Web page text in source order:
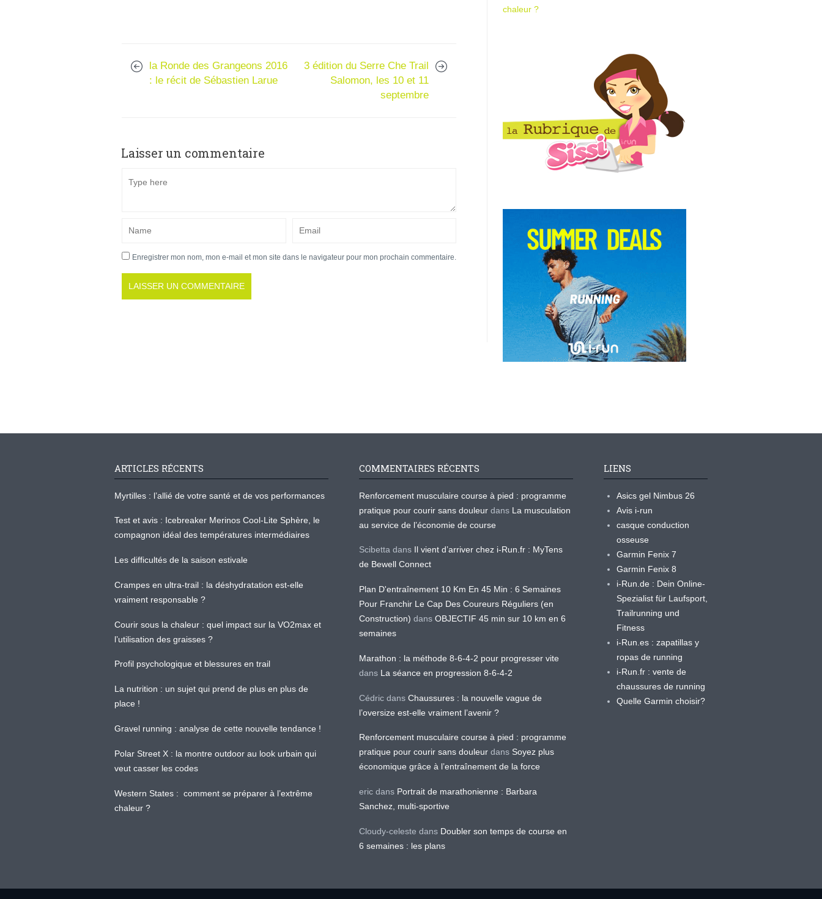
la Ronde des Grangeons 2016
: le récit de Sébastien Larue
3 édition du Serre Che Trail
Salomon, les 10 et 11
septembre
Laisser un commentaire
Enregistrer mon nom, mon e-mail et mon site dans le navigateur pour mon prochain commentaire.
chaleur ?
ARTICLES RÉCENTS
Myrtilles : l’allié de votre santé et de vos performances
Test et avis : Icebreaker Merinos Cool-Lite Sphère, le
compagnon idéal des températures intermédiaires
Les difficultés de la saison estivale
Crampes en ultra-trail : la déshydratation est-elle
vraiment responsable ?
Courir sous la chaleur : quel impact sur la VO2max et
l’utilisation des graisses ?
Profil psychologique et blessures en trail
La nutrition : un sujet qui prend de plus en plus de
place !
Gravel running : analyse de cette nouvelle tendance !
Polar Street X : la montre outdoor au look urbain qui
veut casser les codes
Western States : comment se préparer à l’extrême
chaleur ?
COMMENTAIRES RÉCENTS
Renforcement musculaire course à pied : programme
pratique pour courir sans douleur dans La musculation
au service de l’économie de course
Scibetta dans Il vient d’arriver chez i-Run.fr : MyTens
de Bewell Connect
Plan D'entraînement 10 Km En 45 Min : 6 Semaines
Pour Franchir Le Cap Des Coureurs Réguliers (en
Construction) dans OBJECTIF 45 min sur 10 km en 6
semaines
Marathon : la méthode 8-6-4-2 pour progresser vite
dans La séance en progression 8-6-4-2
Cédric dans Chaussures : la nouvelle vague de
l’oversize est-elle vraiment l’avenir ?
Renforcement musculaire course à pied : programme
pratique pour courir sans douleur dans Soyez plus
économique grâce à l’entraînement de la force
eric dans Portrait de marathonienne : Barbara
Sanchez, multi-sportive
Cloudy-celeste dans Doubler son temps de course en
6 semaines : les plans
LIENS
Asics gel Nimbus 26
Avis i-run
casque conduction
osseuse
Garmin Fenix 7
Garmin Fenix 8
i-Run.de : Dein Online-
Spezialist für Laufsport,
Trailrunning und
Fitness
i-Run.es : zapatillas y
ropas de running
i-Run.fr : vente de
chaussures de running
Quelle Garmin choisir?